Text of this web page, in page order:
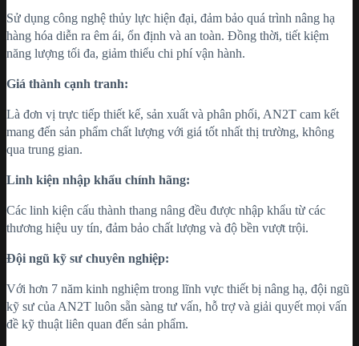
Sử dụng công nghệ thủy lực hiện đại, đảm bảo quá trình nâng hạ
hàng hóa diễn ra êm ái, ổn định và an toàn. Đồng thời, tiết kiệm
năng lượng tối đa, giảm thiểu chi phí vận hành.
Giá thành cạnh tranh:
Là đơn vị trực tiếp thiết kế, sản xuất và phân phối, AN2T cam kết
mang đến sản phẩm chất lượng với giá tốt nhất thị trường, không
qua trung gian.
Linh kiện nhập khẩu chính hãng:
Các linh kiện cấu thành thang nâng đều được nhập khẩu từ các
thương hiệu uy tín, đảm bảo chất lượng và độ bền vượt trội.
Đội ngũ kỹ sư chuyên nghiệp:
Với hơn 7 năm kinh nghiệm trong lĩnh vực thiết bị nâng hạ, đội ngũ
kỹ sư của AN2T luôn sẵn sàng tư vấn, hỗ trợ và giải quyết mọi vấn
đề kỹ thuật liên quan đến sản phẩm.